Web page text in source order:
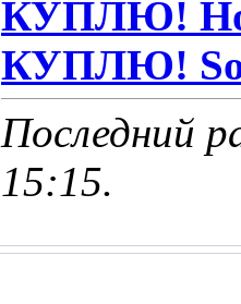
КУПЛЮ!
КУПЛЮ!
Последний
15:15.